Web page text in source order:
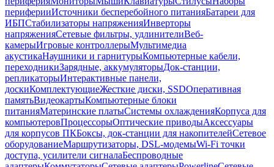
периферииИсточники бесперебойного питанияБатареи для
ИБПСтабилизаторы напряженияИнверторы
напряженияСетевые фильтры, удлинителиВеб-
камерыИгровые контроллерыМультимедиа
акустикаНаушники и гарнитурыКомпьютерные кабели,
переходникиЗарядные, аккумуляторыДок-станции,
репликаторыИнтерактивные панели,
доскиКомплектующиеЖесткие диски, SSDОперативная
памятьВидеокартыКомпьютерные блоки
питанияМатеринские платыСистемы охлажденияКорпуса для
компьютеровПроцессорыОптические приводыАксессуары
для корпусов ПКБоксы, док-станции для накопителейСетевое
оборудованиеМаршрутизаторы, DSL-модемыWi-Fi точки
доступа, усилители сигналаБеспроводные